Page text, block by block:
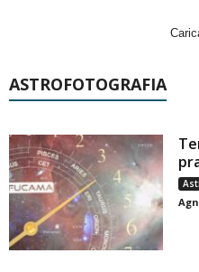
ASTROFOTOGRAFIA